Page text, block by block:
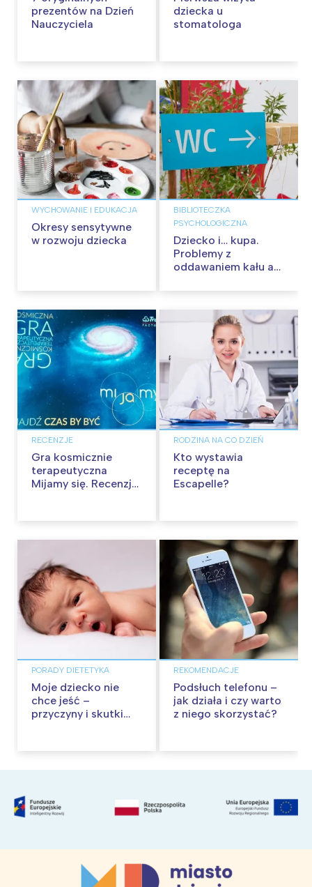
prezentów na Dzień
Nauczyciela
dziecka u
stomatologa
WYCHOWANIE I EDUKACJA
Okresy sensytywne
w rozwoju dziecka
BIBLIOTECZKA
PSYCHOLOGICZNA
Dziecko i… kupa.
Problemy z
oddawaniem kału a
nerwowym
RECENZJE
Gra kosmicznie
terapeutyczna
Mijamy się. Recenzja
RODZINA NA CO DZIEŃ
Kto wystawia
receptę na
Escapelle?
PORADY DIETETYKA
Moje dziecko nie
chce jeść –
przyczyny i skutki
REKOMENDACJE
Podsłuch telefonu –
jak działa i czy warto
z niego skorzystać?